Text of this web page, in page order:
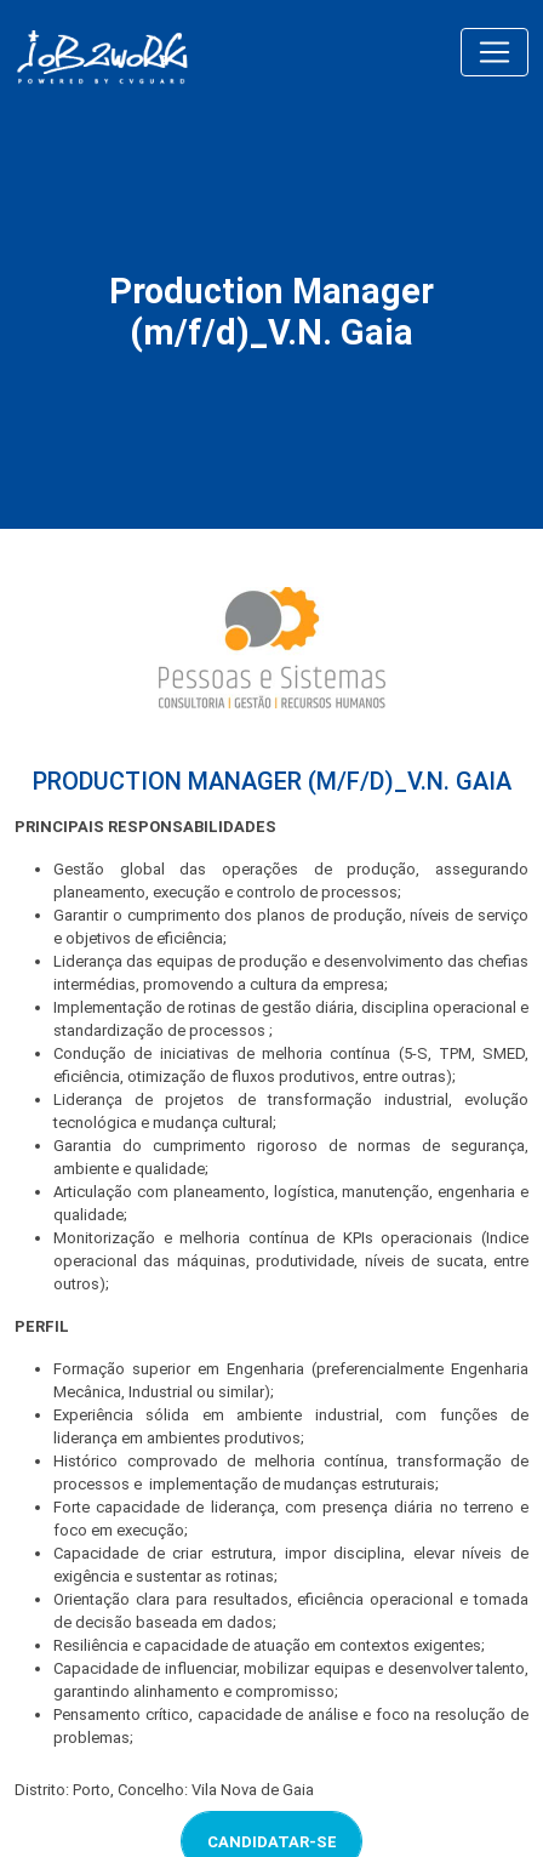
Production Manager
(m/f/d)_V.N. Gaia
PRODUCTION MANAGER (M/F/D)_V.N. GAIA
PRINCIPAIS RESPONSABILIDADES
Gestão global das operações de produção, assegurando
planeamento, execução e controlo de processos;
Garantir o cumprimento dos planos de produção, níveis de serviço
e objetivos de eficiência;
Liderança das equipas de produção e desenvolvimento das chefias
intermédias, promovendo a cultura da empresa;
Implementação de rotinas de gestão diária, disciplina operacional e
standardização de processos ;
Condução de iniciativas de melhoria contínua (5-S, TPM, SMED,
eficiência, otimização de fluxos produtivos, entre outras);
Liderança de projetos de transformação industrial, evolução
tecnológica e mudança cultural;
Garantia do cumprimento rigoroso de normas de segurança,
ambiente e qualidade;
Articulação com planeamento, logística, manutenção, engenharia e
qualidade;
Monitorização e melhoria contínua de KPIs operacionais (Indice
operacional das máquinas, produtividade, níveis de sucata, entre
outros);
PERFIL
Formação superior em Engenharia (preferencialmente Engenharia
Mecânica, Industrial ou similar);
Experiência sólida em ambiente industrial, com funções de
liderança em ambientes produtivos;
Histórico comprovado de melhoria contínua, transformação de
processos e implementação de mudanças estruturais;
Forte capacidade de liderança, com presença diária no terreno e
foco em execução;
Capacidade de criar estrutura, impor disciplina, elevar níveis de
exigência e sustentar as rotinas;
Orientação clara para resultados, eficiência operacional e tomada
de decisão baseada em dados;
Resiliência e capacidade de atuação em contextos exigentes;
Capacidade de influenciar, mobilizar equipas e desenvolver talento,
garantindo alinhamento e compromisso;
Pensamento crítico, capacidade de análise e foco na resolução de
problemas;
Distrito: Porto, Concelho: Vila Nova de Gaia
CANDIDATAR-SE